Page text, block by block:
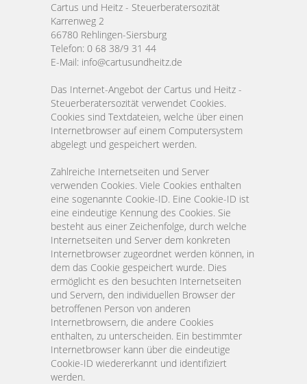
Cartus und Heitz - Steuerberatersozität
Karrenweg 2
66780 Rehlingen-Siersburg
Telefon: 0 68 38/9 31 44
E-Mail: info@cartusundheitz.de
Das Internet-Angebot der Cartus und Heitz -
Steuerberatersozität verwendet Cookies.
Cookies sind Textdateien, welche über einen
Internetbrowser auf einem Computersystem
abgelegt und gespeichert werden.
Zahlreiche Internetseiten und Server
verwenden Cookies. Viele Cookies enthalten
eine sogenannte Cookie-ID. Eine Cookie-ID ist
eine eindeutige Kennung des Cookies. Sie
besteht aus einer Zeichenfolge, durch welche
Internetseiten und Server dem konkreten
Internetbrowser zugeordnet werden können, in
dem das Cookie gespeichert wurde. Dies
ermöglicht es den besuchten Internetseiten
und Servern, den individuellen Browser der
betroffenen Person von anderen
Internetbrowsern, die andere Cookies
enthalten, zu unterscheiden. Ein bestimmter
Internetbrowser kann über die eindeutige
Cookie-ID wiedererkannt und identifiziert
werden.